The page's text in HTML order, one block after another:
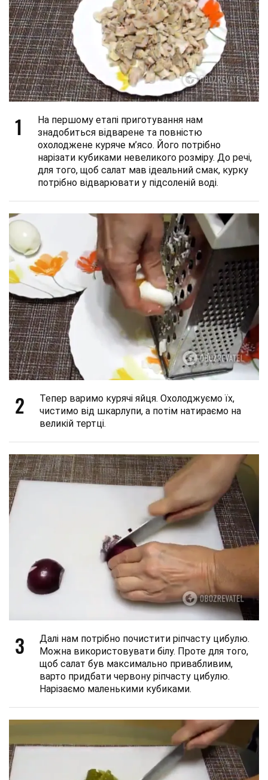
1
На першому етапі приготування нам
знадобиться відварене та повністю
охолоджене куряче м’ясо. Його потрібно
нарізати кубиками невеликого розміру. До речі,
для того, щоб салат мав ідеальний смак, курку
потрібно відварювати у підсоленій воді.
2
Тепер варимо курячі яйця. Охолоджуємо їх,
чистимо від шкарлупи, а потім натираємо на
великій тертці.
3
Далі нам потрібно почистити ріпчасту цибулю.
Можна використовувати білу. Проте для того,
щоб салат був максимально привабливим,
варто придбати червону ріпчасту цибулю.
Нарізаємо маленькими кубиками.